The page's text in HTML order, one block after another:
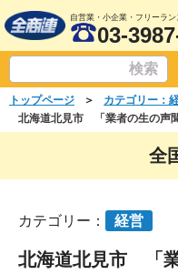
自営業・小企業・フリーラ
03-
トップページ ＞ カテゴリー：
全
カテゴリー： 経営
北海道北見市 「業